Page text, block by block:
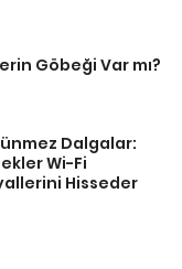
Göbeği Var mı?
Dalgalar:
Wi-Fi
Hisseder